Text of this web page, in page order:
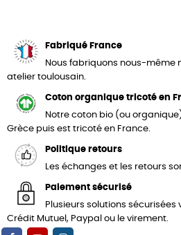
Fabriqué France
Nous fabriquons nous-même
atelier toulousain.
Coton organique tricoté en
Notre coton bio (ou
Grèce puis est tricoté en France.
Politique retours
Les échanges et les retours
Paiement sécurisé
Plusieurs solutions
Crédit Mutuel, Paypal ou le virement.